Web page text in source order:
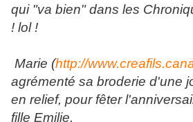
qui "va bien" dans les
! lol !
Marie (http://
agrémenté sa broderie d'une
en relief, pour fêter
fille Emilie.